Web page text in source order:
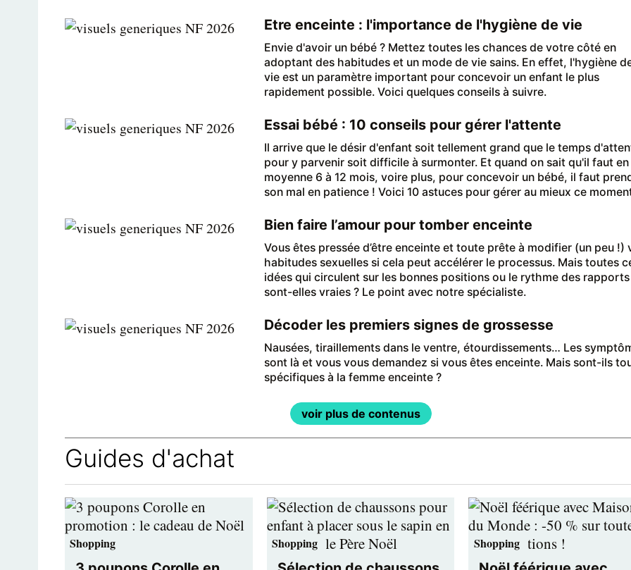
Etre enceinte : l'importance de l'hygiène de vie
Envie d'avoir un bébé ? Mettez toutes les chances de votre côté en
adoptant des habitudes et un mode de vie sains. En effet, l'hygiène
vie est un paramètre important pour concevoir un enfant le plus
rapidement possible. Voici quelques conseils à suivre.
Essai bébé : 10 conseils pour gérer l'attente
Il arrive que le désir d'enfant soit tellement grand que le temps
pour y parvenir soit difficile à surmonter. Et quand on sait qu'il faut en
moyenne 6 à 12 mois, voire plus, pour concevoir un bébé, il faut
son mal en patience ! Voici 10 astuces pour gérer au mieux ce
Bien faire l’amour pour tomber enceinte
Vous êtes pressée d’être enceinte et toute prête à modifier (un peu !)
habitudes sexuelles si cela peut accélérer le processus. Mais toutes
idées qui circulent sur les bonnes positions ou le rythme des rapports
sont-elles vraies ? Le point avec notre spécialiste.
Décoder les premiers signes de grossesse
Nausées, tiraillements dans le ventre, étourdissements… Les
sont là et vous vous demandez si vous êtes enceinte. Mais sont-ils
spécifiques à la femme enceinte ?
voir plus de contenus
Guides d'achat
Shopping Shopping Shopping